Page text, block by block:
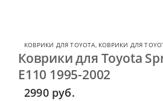
КОВРИКИ ДЛЯ TOYOTA, КОВРИКИ ДЛЯ
Коврики для Toyota
E110 1995-2002
2990 руб.